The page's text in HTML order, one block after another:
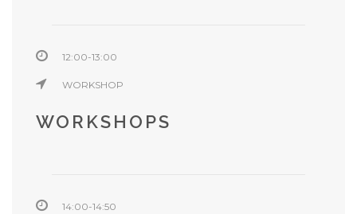
12:00-13:00
WORKSHOP
WORKSHOPS
14:00-14:50